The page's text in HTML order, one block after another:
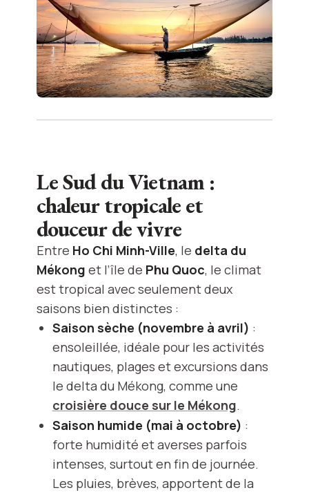
Le Sud du Vietnam :
chaleur tropicale et
douceur de vivre
Entre Ho Chi Minh-Ville, le delta du
Mékong et l’île de Phu Quoc, le climat
est tropical avec seulement deux
saisons bien distinctes :
Saison sèche (novembre à avril) :
ensoleillée, idéale pour les activités
nautiques, plages et excursions dans
le delta du Mékong, comme une
croisière douce sur le Mékong.
Saison humide (mai à octobre) :
forte humidité et averses parfois
intenses, surtout en fin de journée.
Les pluies, brèves, apportent de la